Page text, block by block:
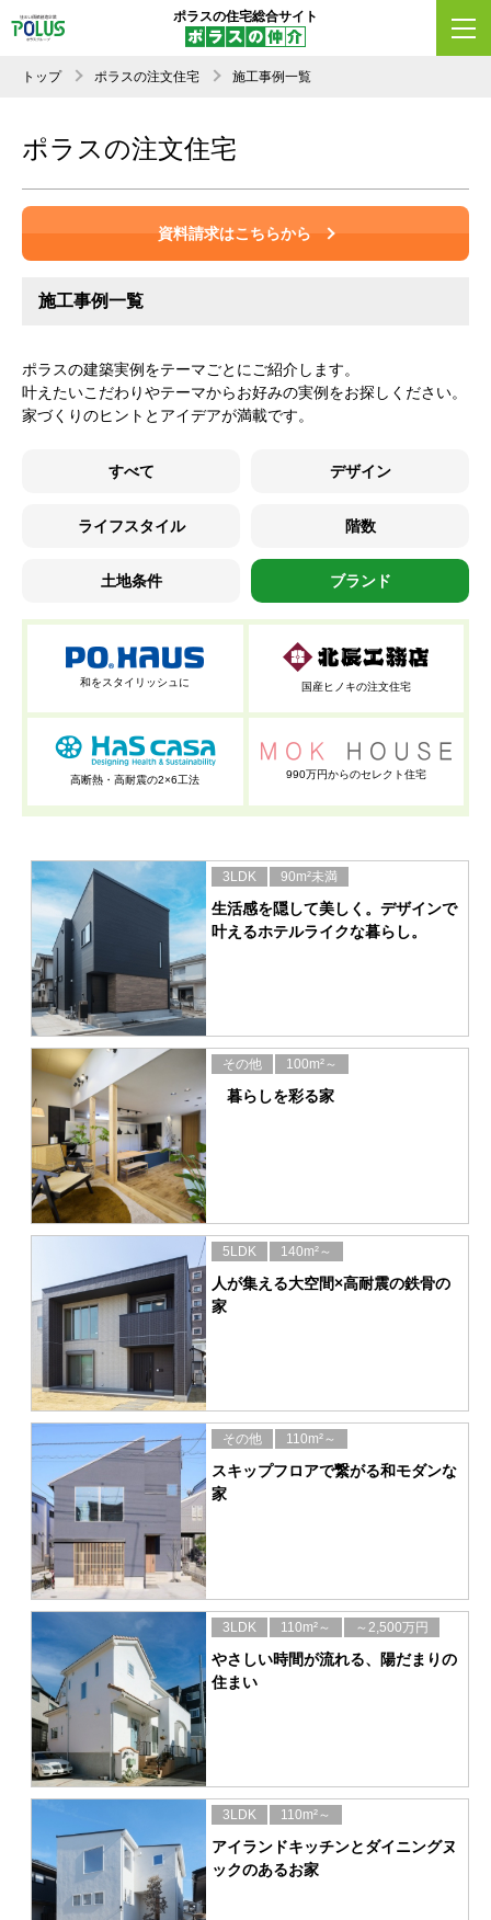
ポラスの住宅総合サイト
トップ ポラスの注文住宅 施工事例一覧
ポラスの注文住宅
資料請求はこちらから
施工事例一覧
ポラスの建築実例をテーマごとにご紹介します。
叶えたいこだわりやテーマからお好みの実例をお探しください。
家づくりのヒントとアイデアが満載です。
すべて デザイン
ライフスタイル 階数
土地条件 ブランド
和をスタイリッシュに 国産ヒノキの注文住宅
高断熱・高耐震の2×6工法 990万円からのセレクト住宅
3LDK 90m²未満
生活感を隠して美しく。デザインで
叶えるホテルライクな暮らし。
その他 100m²～
暮らしを彩る家
5LDK 140m²～
人が集える大空間×高耐震の鉄骨の
家
その他 110m²～
スキップフロアで繋がる和モダンな
家
3LDK 110m²～ ～2,500万円
やさしい時間が流れる、陽だまりの
住まい
3LDK 110m²～
アイランドキッチンとダイニングヌ
ックのあるお家